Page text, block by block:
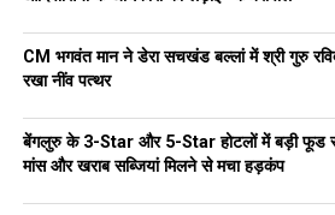
CM भगवंत मान ने डेरा सचखंड बल्लां में श्री गुरु
रखा नींव पत्थर
बेंगलुरु के 3-Star और 5-Star होटलों में बड़ी फूड
मांस और खराब सब्जियां मिलने से मचा हड़कंप